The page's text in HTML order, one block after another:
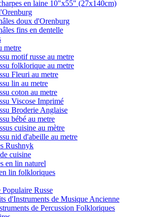
en laine 10"x55" (27x140cm)
doux d'Orenburg
fins en dentelle
metre
motif russe au metre
folklorique au metre
Fleuri au metre
lin au metre
coton au metre
Viscose Imprimé
Broderie Anglaise
bébé au metre
cuisine au mètre
nid d'abeille au metre
Rushnyk
cuisine
en lin naturel
lin folkloriques
Russe
d'Instruments de Musique Ancienne
de Percussion Folkloriques